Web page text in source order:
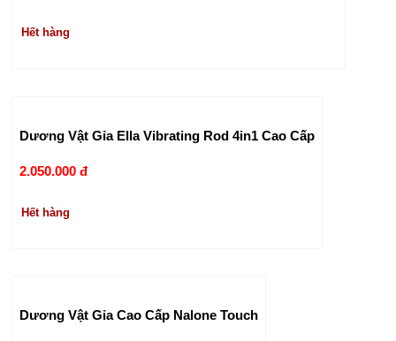
Hết hàng
Dương Vật Gỉa Ella Vibrating Rod 4in1 Cao Cấp
2.050.000 đ
Hết hàng
Dương Vật Gỉa Cao Cấp Nalone Touch